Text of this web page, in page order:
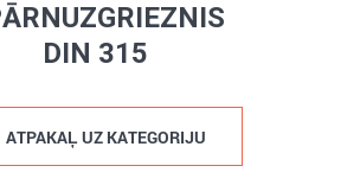
DIN 315
ATPAKAĻ UZ KATEGORIJU